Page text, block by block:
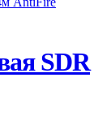
SDR